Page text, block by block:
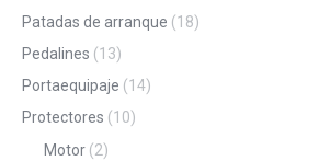
Patadas de arranque (18)
Pedalines (13)
Portaequipaje (14)
Protectores (10)
Motor (2)